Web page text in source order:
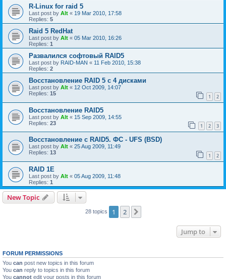
R-Linux for raid 5
Last post by Alt « 19 Mar 2010, 17:58
Replies: 5
Raid 5 RedHat
Last post by Alt « 05 Mar 2010, 16:26
Replies: 1
Развалился софтовый RAID5
Last post by RAID-MAN « 11 Feb 2010, 15:38
Replies: 2
Восстановление RAID 5 с 4 дисками
Last post by Alt « 12 Oct 2009, 14:07
Replies: 15 1 2
Восстановление RAID5
Last post by Alt « 15 Sep 2009, 14:55
Replies: 23 1 2 3
Восстановление с RAID5. ФС - UFS (BSD)
Last post by Alt « 25 Aug 2009, 11:49
Replies: 13 1 2
RAID 1E
Last post by Alt « 05 Aug 2009, 11:48
Replies: 1
New Topic
28 topics 1 2
Jump to
FORUM PERMISSIONS
You can post new topics in this forum
You can reply to topics in this forum
You cannot edit your posts in this forum